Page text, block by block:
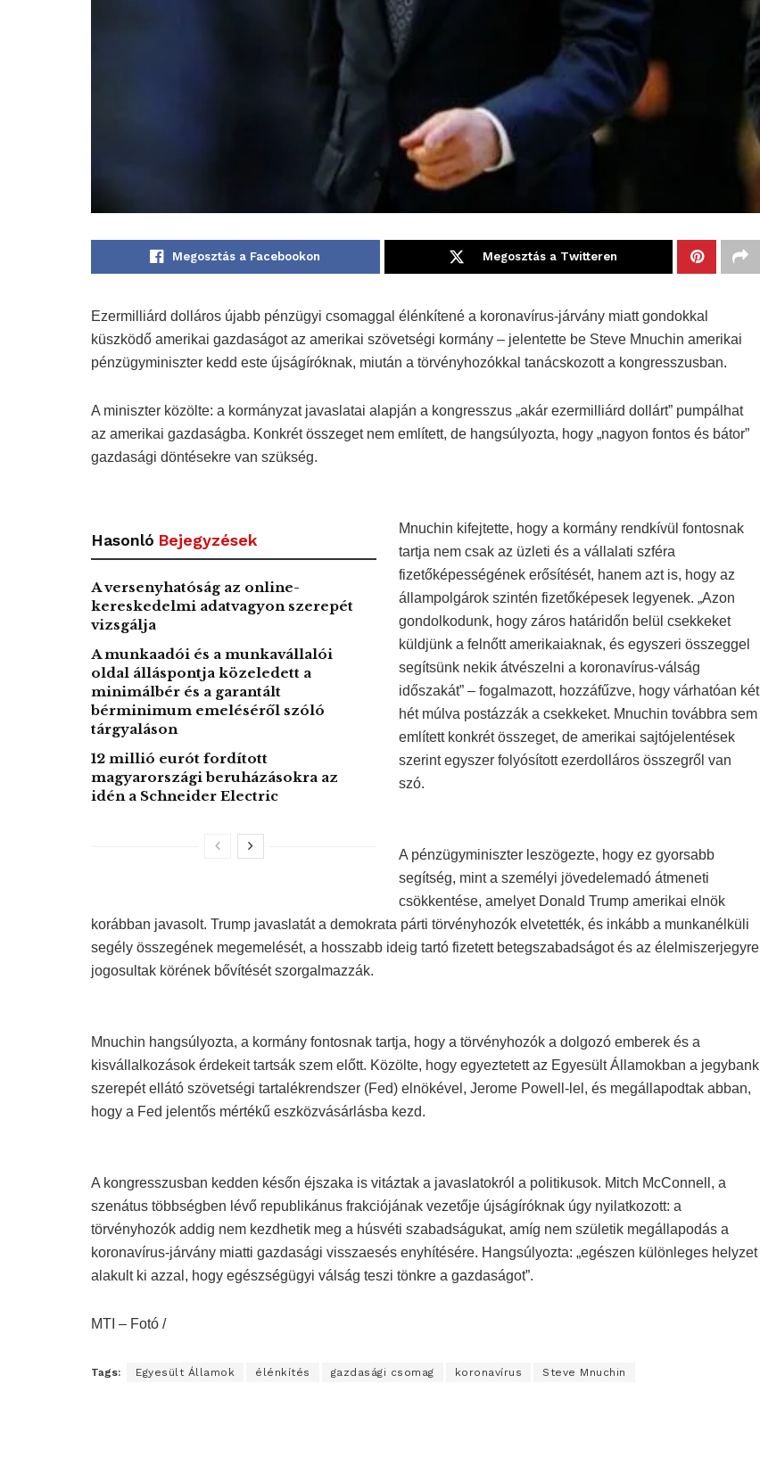
Megosztás a Facebookon Megosztás a Twitteren
Ezermilliárd dolláros újabb pénzügyi csomaggal élénkítené a koronavírus-járvány miatt gondokkal
küszködő amerikai gazdaságot az amerikai szövetségi kormány – jelentette be Steve Mnuchin amerikai
pénzügyminiszter kedd este újságíróknak, miután a törvényhozókkal tanácskozott a kongresszusban.
A miniszter közölte: a kormányzat javaslatai alapján a kongresszus „akár ezermilliárd dollárt” pumpálhat
az amerikai gazdaságba. Konkrét összeget nem említett, de hangsúlyozta, hogy „nagyon fontos és bátor”
gazdasági döntésekre van szükség.
Hasonló Bejegyzések
A versenyhatóság az online-
kereskedelmi adatvagyon szerepét
vizsgálja
A munkaadói és a munkavállalói
oldal álláspontja közeledett a
minimálbér és a garantált
bérminimum emeléséről szóló
tárgyaláson
12 millió eurót fordított
magyarországi beruházásokra az
idén a Schneider Electric
Mnuchin kifejtette, hogy a kormány rendkívül fontosnak
tartja nem csak az üzleti és a vállalati szféra
fizetőképességének erősítését, hanem azt is, hogy az
állampolgárok szintén fizetőképesek legyenek. „Azon
gondolkodunk, hogy záros határidőn belül csekkeket
küldjünk a felnőtt amerikaiaknak, és egyszeri összeggel
segítsünk nekik átvészelni a koronavírus-válság
időszakát” – fogalmazott, hozzáfűzve, hogy várhatóan két
hét múlva postázzák a csekkeket. Mnuchin továbbra sem
említett konkrét összeget, de amerikai sajtójelentések
szerint egyszer folyósított ezerdolláros összegről van
szó.
A pénzügyminiszter leszögezte, hogy ez gyorsabb
segítség, mint a személyi jövedelemadó átmeneti
csökkentése, amelyet Donald Trump amerikai elnök
korábban javasolt. Trump javaslatát a demokrata párti törvényhozók elvetették, és inkább a munkanélküli
segély összegének megemelését, a hosszabb ideig tartó fizetett betegszabadságot és az élelmiszerjegyre
jogosultak körének bővítését szorgalmazzák.
Mnuchin hangsúlyozta, a kormány fontosnak tartja, hogy a törvényhozók a dolgozó emberek és a
kisvállalkozások érdekeit tartsák szem előtt. Közölte, hogy egyeztetett az Egyesült Államokban a jegybank
szerepét ellátó szövetségi tartalékrendszer (Fed) elnökével, Jerome Powell-lel, és megállapodtak abban,
hogy a Fed jelentős mértékű eszközvásárlásba kezd.
A kongresszusban kedden későn éjszaka is vitáztak a javaslatokról a politikusok. Mitch McConnell, a
szenátus többségben lévő republikánus frakciójának vezetője újságíróknak úgy nyilatkozott: a
törvényhozók addig nem kezdhetik meg a húsvéti szabadságukat, amíg nem születik megállapodás a
koronavírus-járvány miatti gazdasági visszaesés enyhítésére. Hangsúlyozta: „egészen különleges helyzet
alakult ki azzal, hogy egészségügyi válság teszi tönkre a gazdaságot”.
MTI – Fotó /
Tags: Egyesült Államok élénkítés gazdasági csomag koronavírus Steve Mnuchin